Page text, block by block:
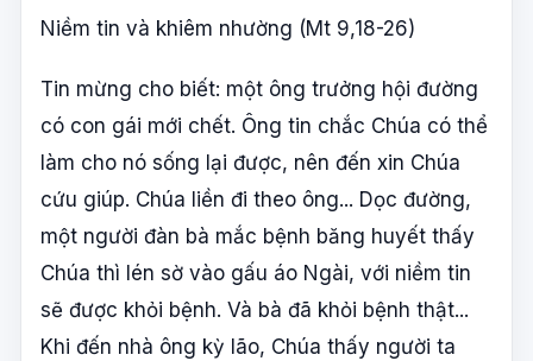
Niềm tin và khiêm nhường (Mt 9,18-26)
Tin mừng cho biết: một ông trưởng hội đường
có con gái mới chết. Ông tin chắc Chúa có thể
làm cho nó sống lại được, nên đến xin Chúa
cứu giúp. Chúa liền đi theo ông... Dọc đường,
một người đàn bà mắc bệnh băng huyết thấy
Chúa thì lén sờ vào gấu áo Ngài, với niềm tin
sẽ được khỏi bệnh. Và bà đã khỏi bệnh thật...
Khi đến nhà ông kỳ lão, Chúa thấy người ta